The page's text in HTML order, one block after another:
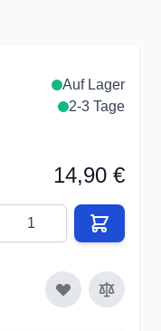
Auf Lager
2-3 Tage
14,90 €
Menge